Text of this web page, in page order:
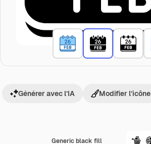
Generic black fill
Générer avec l’IA Modifier l’icône